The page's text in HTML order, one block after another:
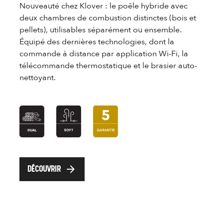
Nouveauté chez Klover : le poêle hybride avec
deux chambres de combustion distinctes (bois et
pellets), utilisables séparément ou ensemble.
Équipé des dernières technologies, dont la
commande à distance par application Wi-Fi, la
télécommande thermostatique et le brasier auto-
nettoyant.
DÉCOUVRIR arrow_forward